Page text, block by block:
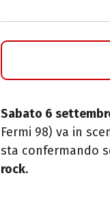
Sabato 6
Fermi 98) va in
sta confermando
rock.